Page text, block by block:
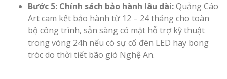
Bước 5: Chính sách bảo hành lâu dài:Quảng Cáo
Art cam kết bảo hành từ 12 – 24 tháng cho toàn
bộ công trình, sẵn sàng có mặt hỗ trợ kỹ thuật
trong vòng 24h nếu có sự cố đèn LED hay bong
tróc do thời tiết bão gió Nghệ An.